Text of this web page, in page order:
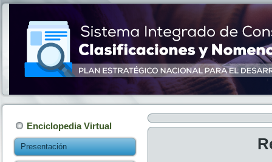
Enciclopedia Virtual
Presentación